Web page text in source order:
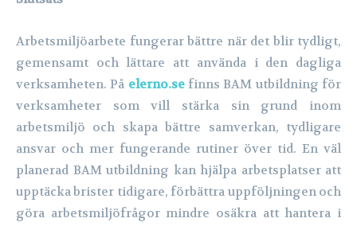
Arbetsmiljöarbete fungerar bättre när det blir tydligt,
gemensamt och lättare att använda i den dagliga
verksamheten. På elerno.sefinns BAM utbildning för
verksamheter som vill stärka sin grund inom
arbetsmiljö och skapa bättre samverkan, tydligare
ansvar och mer fungerande rutiner över tid. En väl
planerad BAM utbildning kan hjälpa arbetsplatser att
upptäcka brister tidigare, förbättra uppföljningen och
göra arbetsmiljöfrågor mindre osäkra att hantera i